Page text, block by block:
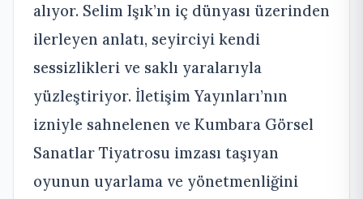
alıyor. Selim Işık’ın iç dünyası üzerinden
ilerleyen anlatı, seyirciyi kendi
sessizlikleri ve saklı yaralarıyla
yüzleştiriyor. İletişim Yayınları’nın
izniyle sahnelenen ve Kumbara Görsel
Sanatlar Tiyatrosu imzası taşıyan
oyunun uyarlama ve yönetmenliğini